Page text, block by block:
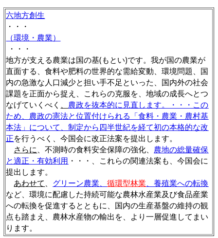
六地方創生
・・・
（環境・農業）
・・・
地方が支える農業は国の基(もとい)です。我が国の農業が
直面する、食料や肥料の世界的な需給変動、環境問題、国
内の急激な人口減少と担い手不足といった、国内外の社会
課題を正面から捉え、これらの克服を、地域の成長へとつ
なげていくべく 、 農政を抜本的に見直します。・・・この
ため、農政の憲法と位置付けられる「食料・農業・農村基
本法」について、制定から四半世紀を経て初の本格的な改
正を行うべく、今国会に改正法案を提出します。
さらに、不測時の食料安全保障の強化、 農地の総量確保
と適正・有効利用 ・・・、これらの関連法案も、今国会に
提出します。
あわせて、 グリーン農業、循環型林業、養殖業への転換
など、環境に配慮した持続可能な農林水産業及び食品産業
への転換を促進するとともに、国内の生産基盤の維持の観
点も踏まえ、農林水産物の輸出を、より一層促進してまい
ります。